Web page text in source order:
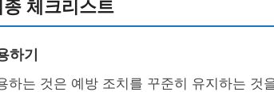
체크리스트
하기
는 것은 예방 조치를 꾸준히 유지하는 것